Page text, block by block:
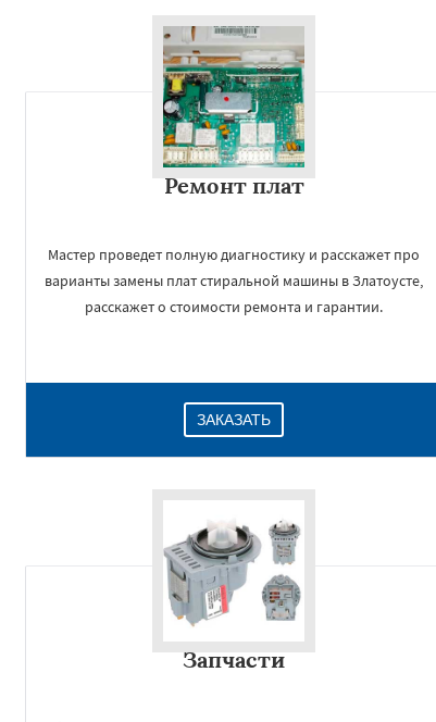
Ремонт плат
Мастер проведет полную диагностику и расскажет про
варианты замены плат стиральной машины в Златоусте,
расскажет о стоимости ремонта и гарантии.
ЗАКАЗАТЬ
Запчасти